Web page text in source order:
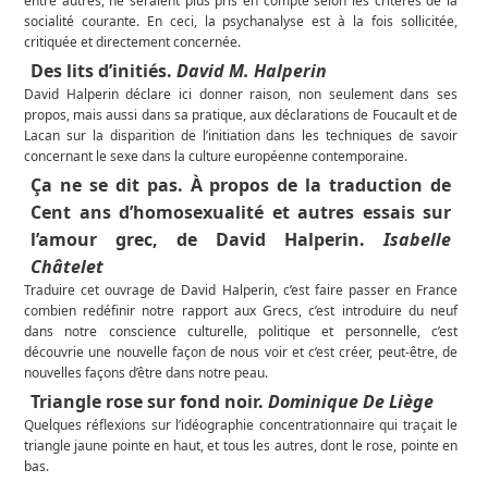
socialité courante. En ceci, la psychanalyse est à la fois sollicitée,
critiquée et directement concernée.
Des lits d’initiés. David M. Halperin
David Halperin déclare ici donner raison, non seulement dans ses
propos, mais aussi dans sa pratique, aux déclarations de Foucault et de
Lacan sur la disparition de l’initiation dans les techniques de savoir
concernant le sexe dans la culture européenne contemporaine.
Ça ne se dit pas. À propos de la traduction de
Cent ans d’homosexualité et autres essais sur
l’amour grec, de David Halperin.Isabelle
Châtelet
Traduire cet ouvrage de David Halperin, c’est faire passer en France
combien redéfinir notre rapport aux Grecs, c’est introduire du neuf
dans notre conscience culturelle, politique et personnelle, c’est
découvrie une nouvelle façon de nous voir et c’est créer, peut-être, de
nouvelles façons d’être dans notre peau.
Triangle rose sur fond noir. Dominique De Liège
Quelques réflexions sur l’idéographie concentrationnaire qui traçait le
triangle jaune pointe en haut, et tous les autres, dont le rose, pointe en
bas.